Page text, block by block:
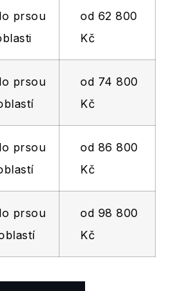
prsou
od 62 800
Kč
prsou
od 74 800
Kč
prsou
od 86 800
Kč
prsou
od 98 800
Kč